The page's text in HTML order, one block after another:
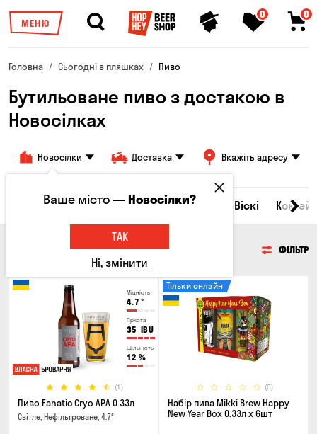
МЕНЮ
0 0
Головна Сьогодні в пляшках Пиво
Бутильоване пиво з достакою в
Новосілках
Новосілки Доставка Вкажіть адресу
Всі товари Пиво Сидр Вино Віскі
ФІЛЬТР
Міцність
4.7 °
Гіркота
35 IBU
Щільність
12 %
(1)
Пиво Fanatic Cryo APA 0.33л
Світле, Нефільтроване, 4.7°
(0)
Тільки онлайн
Набір пива Mikki Brew Happy
New Year Box 0.33л x 6шт
Ваше місто —Новосілки?
ТАК
Ні, змінити